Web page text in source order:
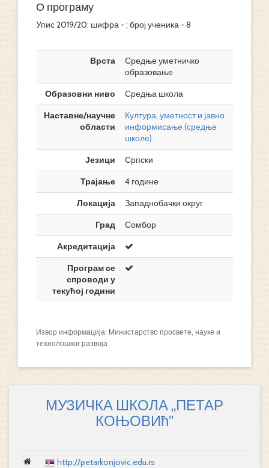
О програму
Упис 2019/20: шифра - ; број ученика - 8
Врста
Средње уметничко
образовање
Образовни ниво
Средња школа
Наставне/научне
области
Култура, уметност и јавно
информисање (средње
школе)
Језици
Српски
Трајање
4 године
Локација
Западнобачки округ
Град
Сомбор
Акредитација
Програм се
спроводи у
текућој години
Извор информација: Министарство просвете, науке и
технолошког развоја
МУЗИЧКА ШКОЛА „ПЕТАР
КОЊОВИћ”
http://petarkonjovic.edu.rs